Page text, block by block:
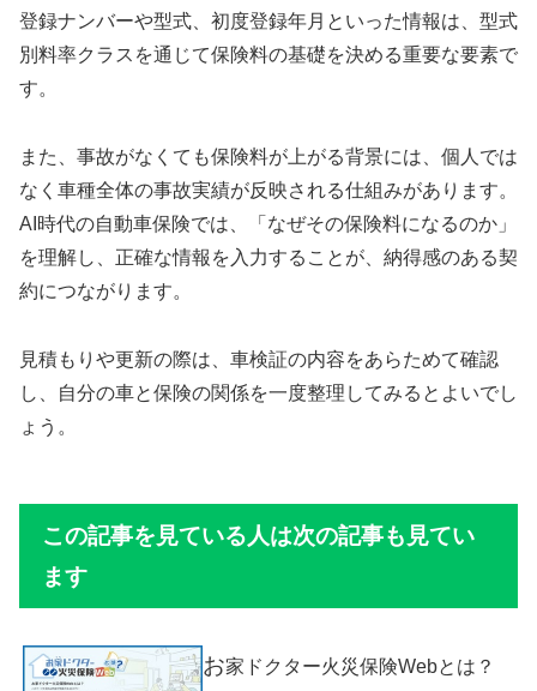
登録ナンバーや型式、初度登録年月といった情報は、型式
別料率クラスを通じて保険料の基礎を決める重要な要素で
す。
また、事故がなくても保険料が上がる背景には、個人では
なく車種全体の事故実績が反映される仕組みがあります。
AI時代の自動車保険では、「なぜその保険料になるのか」
を理解し、正確な情報を入力することが、納得感のある契
約につながります。
見積もりや更新の際は、車検証の内容をあらためて確認
し、自分の車と保険の関係を一度整理してみるとよいでし
ょう。
この記事を見ている人は次の記事も見てい
ます
お家ドクター火災保険Webとは？